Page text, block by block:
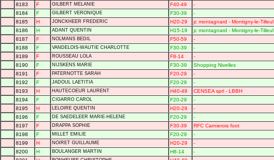
8183
F GILBERT MELANIE F40-49 -
8184
F GILBERT VERONIQUE F30-39 -
8185
H JONCKHEER FREDERIC H20-29 jc montagnard - Montigny-le-Tilleul
8186
H ADANT QUENTIN H15-19 jc montagnard - Montigny-le-Tilleul
8187
F NOLMANS BEDIL F50-59 -
8188
F VANDELOIS-WAUTIE CHARLOTTE F30-39 -
8189
F ROUSSEAU LOLA F8-14 -
8190
F NIJSKENS MARIE F30-39 Shopping Nivelles
8191
F PATERNOTTE SARAH F20-29 -
8192
F JADOUL LAETITIA F20-29 -
8193
H HAUTECOEUR LAURENT H40-49 CENSEA sprl - LBBH
8194
F CIGARRO CAROL F20-29 -
8195
H LELOIRE QUENTIN H20-29 -
8196
F DE SAEDELEER MARIE-HELENE F20-29 -
8197
F DRAPPA SOPHIE F30-39 RFC Carnierois foot
8198
F MILLET EMILIE F20-29 -
8199
H NOIRET GUILLAUME H20-29 -
8200
H BOULANGER MARTIN H8-14 -